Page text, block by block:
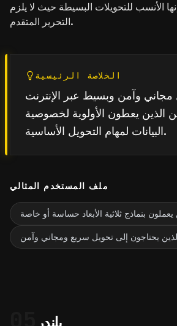
الأنسب للتحويلات البسيطة حيث لا يلزم
التحرير المتقدم.
الخلاصة الرئيسية
وآمن وبسيط عبر الإنترنت
الذين يعطون الأولوية لخصوصية
البيانات لمهام التحويل الأساسية.
ملف المستخدم المثالي
بنماذج ثلاثية الأبعاد حساسة أو خاصة
الذين يحتاجون إلى تحويل سريع ومجاني وآمن